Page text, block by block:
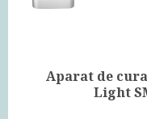
NextAparat de
Light